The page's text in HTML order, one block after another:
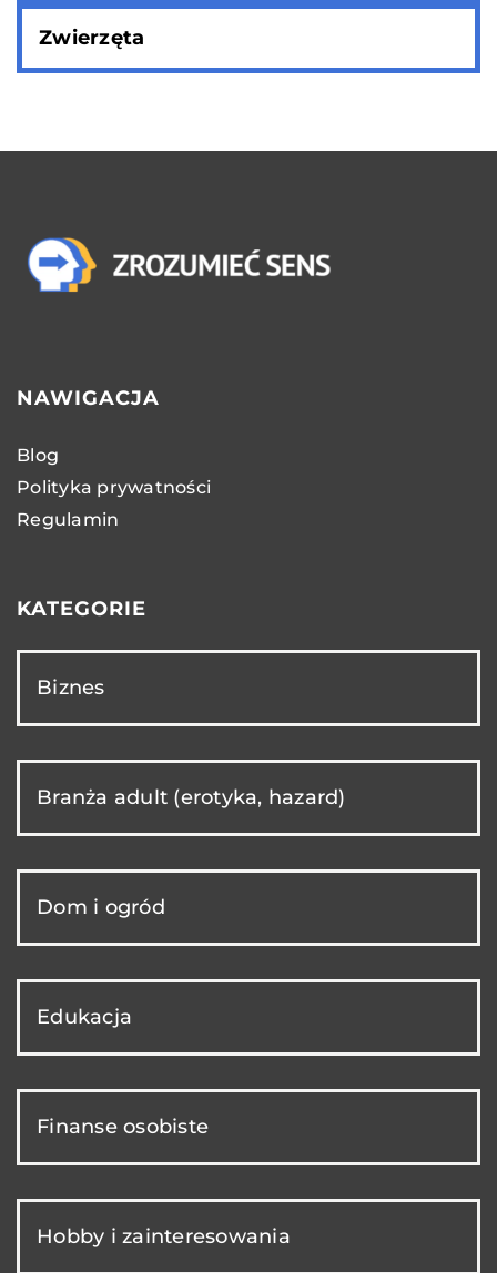
Zwierzęta
NAWIGACJA
Blog
Polityka prywatności
Regulamin
KATEGORIE
Biznes
Branża adult (erotyka, hazard)
Dom i ogród
Edukacja
Finanse osobiste
Hobby i zainteresowania